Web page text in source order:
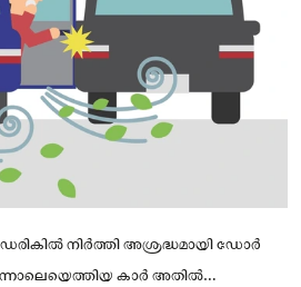
നിര്‍ത്തി അശ്രദ്ധമായി ഡോര്‍
കാര്‍ അതില്‍